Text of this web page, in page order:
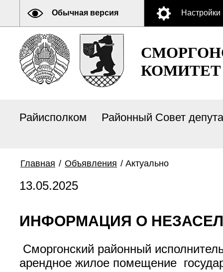
Обычная версия Настройки
КОМИТЕТ
Райисполком Районный Совет
Главная / Объявления / Актуально
13.05.2025
ИНФОРМАЦИЯ О
Сморгонский районный
арендное жилое помещение